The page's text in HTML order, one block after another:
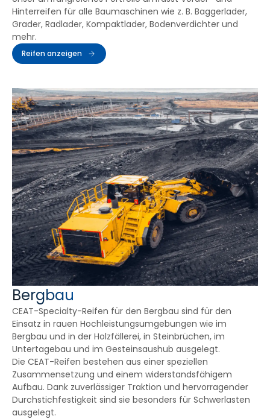
Hinterreifen für alle Baumaschinen wie z. B. Baggerlader,
Grader, Radlader, Kompaktlader, Bodenverdichter und
mehr.
Reifen anzeigen
Bergbau
CEAT-Specialty-Reifen für den Bergbau sind für den
Einsatz in rauen Hochleistungsumgebungen wie im
Bergbau und in der Holzfällerei, in Steinbrüchen, im
Untertagebau und im Gesteinsaushub ausgelegt.
Die CEAT-Reifen bestehen aus einer speziellen
Zusammensetzung und einem widerstandsfähigem
Aufbau. Dank zuverlässiger Traktion und hervorragender
Durchstichfestigkeit sind sie besonders für Schwerlasten
ausgelegt.